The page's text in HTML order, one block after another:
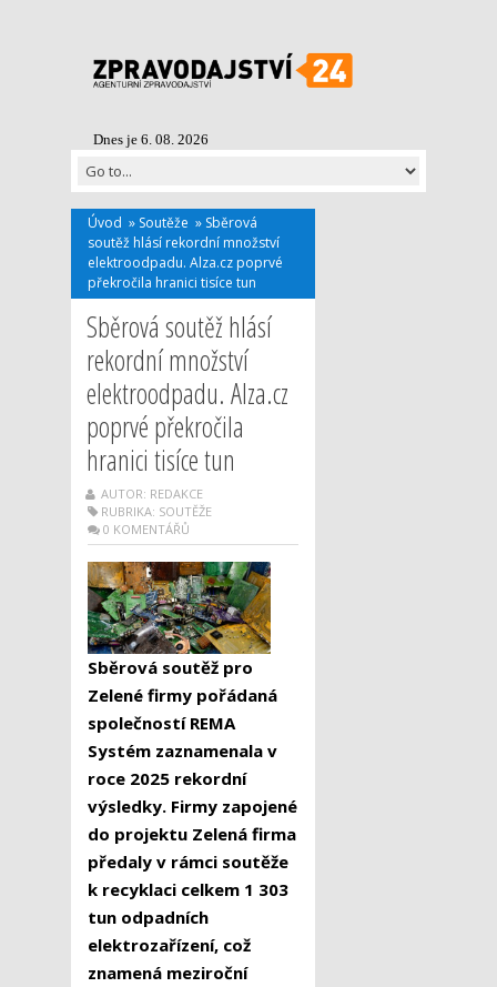
Dnes je 6. 08. 2026
Úvod » Soutěže » Sběrová
soutěž hlásí rekordní množství
elektroodpadu. Alza.cz poprvé
překročila hranici tisíce tun
Sběrová soutěž hlásí
rekordní množství
elektroodpadu. Alza.cz
poprvé překročila
hranici tisíce tun
AUTOR: REDAKCE
RUBRIKA: SOUTĚŽE
0 KOMENTÁŘŮ
Sběrová soutěž pro
Zelené firmy pořádaná
společností REMA
Systém zaznamenala v
roce 2025 rekordní
výsledky. Firmy zapojené
do projektu Zelená firma
předaly v rámci soutěže
k recyklaci celkem 1 303
tun odpadních
elektrozařízení, což
znamená meziroční